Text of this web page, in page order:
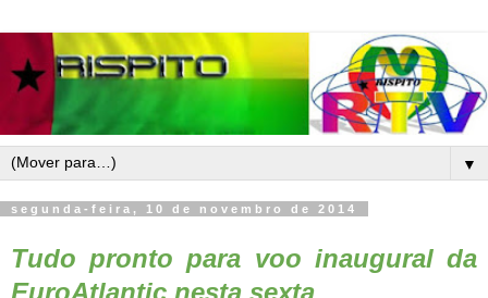
▼
segunda-feira, 10 de novembro de 2014
Tudo pronto para voo inaugural da
EuroAtlantic nesta sexta